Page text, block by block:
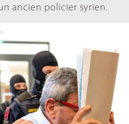
ancien policier syrien.